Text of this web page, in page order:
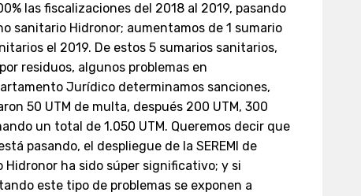
las fiscalizaciones del 2018 al 2019, pasando
sanitario Hidronor; aumentamos de 1 sumario
el 2019. De estos 5 sumarios sanitarios,
residuos, algunos problemas en
Jurídico determinamos sanciones,
50 UTM de multa, después 200 UTM, 300
un total de 1.050 UTM. Queremos decir que
pasando, el despliegue de la SEREMI de
Hidronor ha sido súper significativo; y si
este tipo de problemas se exponen a